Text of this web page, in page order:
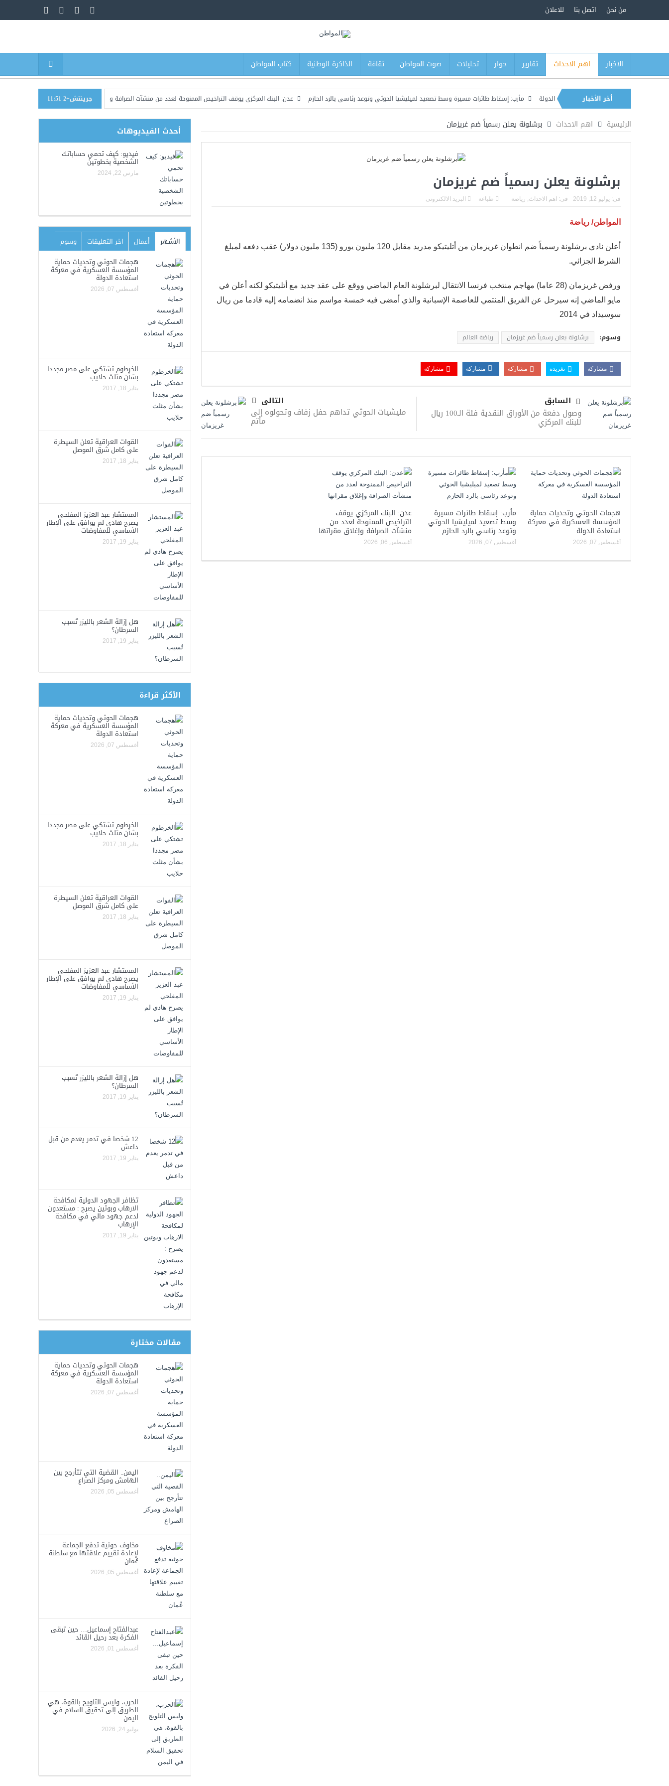
من نحن اتصل بنا للاعلان
الاخبار اهم الاحداث تقارير حوار تحليلات صوت المواطن ثقافة الذاكرة الوطنية كتاب المواطن
أخر الأخبار
العسكرية في معركة استعادة الدولة مأرب: إسقاط طائرات مسيرة وسط تصعيد لميليشيا الحوثي وتوعد رئاسي بالرد الحازم عدن: البنك المركزي يوقف التراخيص الممنوحة لعدد من منشآت الصرافة وإغلاق مقراتها
وزارة الدفاع تطلق حملة أمنية
جرينتش+2 11:51
الرئيسية اهم الاحداث برشلونة يعلن رسمياً ضم غريزمان
برشلونة يعلن رسمياً ضم غريزمان
فى: يوليو 12, 2019 فى: اهم الاحداث رياضة طباعة البريد الالكترونى
المواطن/ رياضة
أعلن نادي برشلونة رسمياً ضم انطوان غريزمان من أتليتيكو مدريد مقابل 120 مليون يورو (135 مليون دولار) عقب دفعه لمبلغ
الشرط الجزائي.
ورفض غريزمان (28 عاما) مهاجم منتخب فرنسا الانتقال لبرشلونة العام الماضي ووقع على عقد جديد مع أتليتيكو لكنه أعلن في
مايو الماضي إنه سيرحل عن الفريق المنتمي للعاصمة الإسبانية والذي أمضى فيه خمسة مواسم منذ انضمامه إليه قادما من ريال
سوسيداد في 2014
وسوم: برشلونة يعلن رسمياً ضم غريزمان رياضة العالم
مشاركة تغريدة مشاركة مشاركة مشاركة
السابق
وصول دفعة من الأوراق النقدية فئة الـ100 ريال
للبنك المركزي
التالى
مليشيات الحوثي تداهم حفل زفاف وتحولوه إلى
مأتم
هجمات الحوثي وتحديات حماية
المؤسسة العسكرية في معركة
استعادة الدولة
أغسطس 07, 2026
مأرب: إسقاط طائرات مسيرة
وسط تصعيد لميليشيا الحوثي
وتوعد رئاسي بالرد الحازم
أغسطس 07, 2026
عدن: البنك المركزي يوقف
التراخيص الممنوحة لعدد من
منشآت الصرافة وإغلاق مقراتها
أغسطس 06, 2026
أحدث الفيديوهات
فيديو: كيف تحمي حساباتك
الشخصية بخطوتين
مارس 22, 2024
الأشهر أعمال اخر التعليقات
وسوم
هجمات الحوثي وتحديات حماية
المؤسسة العسكرية في معركة
استعادة الدولة
أغسطس 07, 2026
الخرطوم تشتكي على مصر مجددا
بشأن مثلث حلايب
يناير 18, 2017
القوات العراقية تعلن السيطرة
على كامل شرق الموصل
يناير 18, 2017
المستشار عبد العزيز المفلحي
يصرح هادي لم يوافق على الإطار
الأساسي للمفاوضات
يناير 19, 2017
هل إزالة الشعر بالليزر تُسبب
السرطان؟
يناير 19, 2017
الأكثر قراءة
هجمات الحوثي وتحديات حماية
المؤسسة العسكرية في معركة
استعادة الدولة
أغسطس 07, 2026
الخرطوم تشتكي على مصر مجددا
بشأن مثلث حلايب
يناير 18, 2017
القوات العراقية تعلن السيطرة
على كامل شرق الموصل
يناير 18, 2017
المستشار عبد العزيز المفلحي
يصرح هادي لم يوافق على الإطار
الأساسي للمفاوضات
يناير 19, 2017
هل إزالة الشعر بالليزر تُسبب
السرطان؟
يناير 19, 2017
12 شخصا في تدمر يعدم من قبل
داعش
يناير 19, 2017
تظافر الجهود الدولية لمكافحة
الارهاب وبوتين يصرح : مستعدون
لدعم جهود مالي في مكافحة
الإرهاب
يناير 19, 2017
مقالات مختارة
هجمات الحوثي وتحديات حماية
المؤسسة العسكرية في معركة
استعادة الدولة
أغسطس 07, 2026
اليمن.. القضية التي تتأرجح بين
الهامش ومركز الصراع
أغسطس 05, 2026
مخاوف حوثية تدفع الجماعة
لإعادة تقييم علاقتها مع سلطنة
عُمان
أغسطس 05, 2026
عبدالفتاح إسماعيل… حين تبقى
الفكرة بعد رحيل القائد
أغسطس 01, 2026
الحرب، وليس التلويح بالقوة، هي
الطريق إلى تحقيق السلام في
اليمن
يوليو 24, 2026